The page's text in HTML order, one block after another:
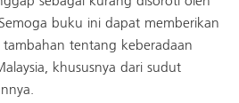
buku ini dapat memberikan
tentang keberadaan
khususnya dari sudut